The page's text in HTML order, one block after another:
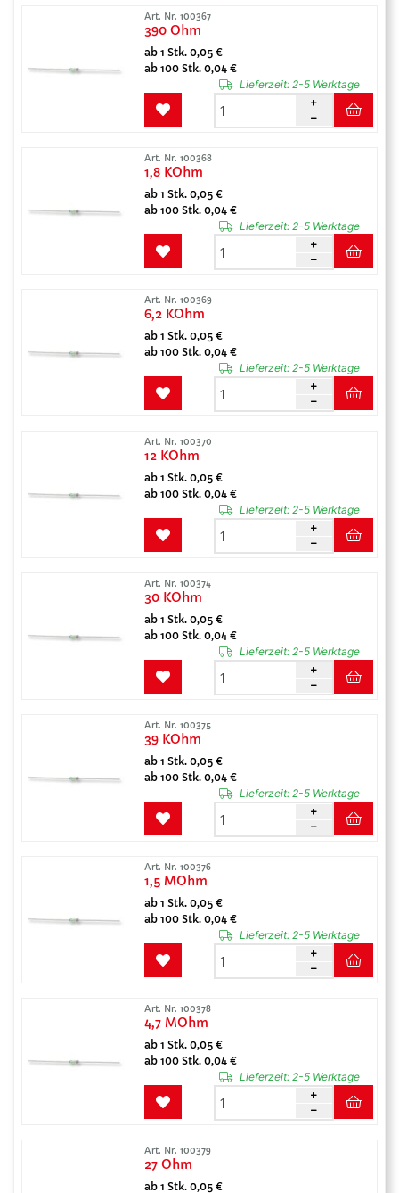
Art. Nr. 100367
390 Ohm
ab 1 Stk. 0,05 €
ab 100 Stk. 0,04 €
Lieferzeit:2-5 Werktage
Art. Nr. 100368
1,8 KOhm
ab 1 Stk. 0,05 €
ab 100 Stk. 0,04 €
Lieferzeit:2-5 Werktage
Art. Nr. 100369
6,2 KOhm
ab 1 Stk. 0,05 €
ab 100 Stk. 0,04 €
Lieferzeit:2-5 Werktage
Art. Nr. 100370
12 KOhm
ab 1 Stk. 0,05 €
ab 100 Stk. 0,04 €
Lieferzeit:2-5 Werktage
Art. Nr. 100374
30 KOhm
ab 1 Stk. 0,05 €
ab 100 Stk. 0,04 €
Lieferzeit:2-5 Werktage
Art. Nr. 100375
39 KOhm
ab 1 Stk. 0,05 €
ab 100 Stk. 0,04 €
Lieferzeit:2-5 Werktage
Art. Nr. 100376
1,5 MOhm
ab 1 Stk. 0,05 €
ab 100 Stk. 0,04 €
Lieferzeit:2-5 Werktage
Art. Nr. 100378
4,7 MOhm
ab 1 Stk. 0,05 €
ab 100 Stk. 0,04 €
Lieferzeit:2-5 Werktage
Art. Nr. 100379
27 Ohm
ab 1 Stk. 0,05 €